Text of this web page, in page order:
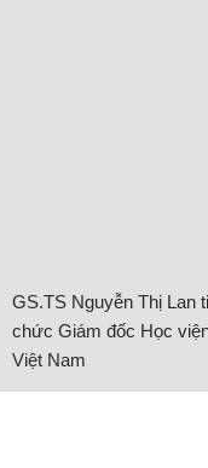
GS.TS Nguyễn Thị Lan
chức Giám đốc Học
Việt Nam